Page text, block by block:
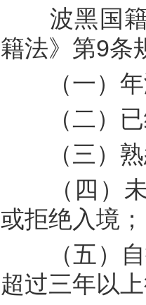
波黑国籍
籍法》第9条
（一）年
（二）已
（三）熟
（四）未
或拒绝入境；
（五）自
超过三年以